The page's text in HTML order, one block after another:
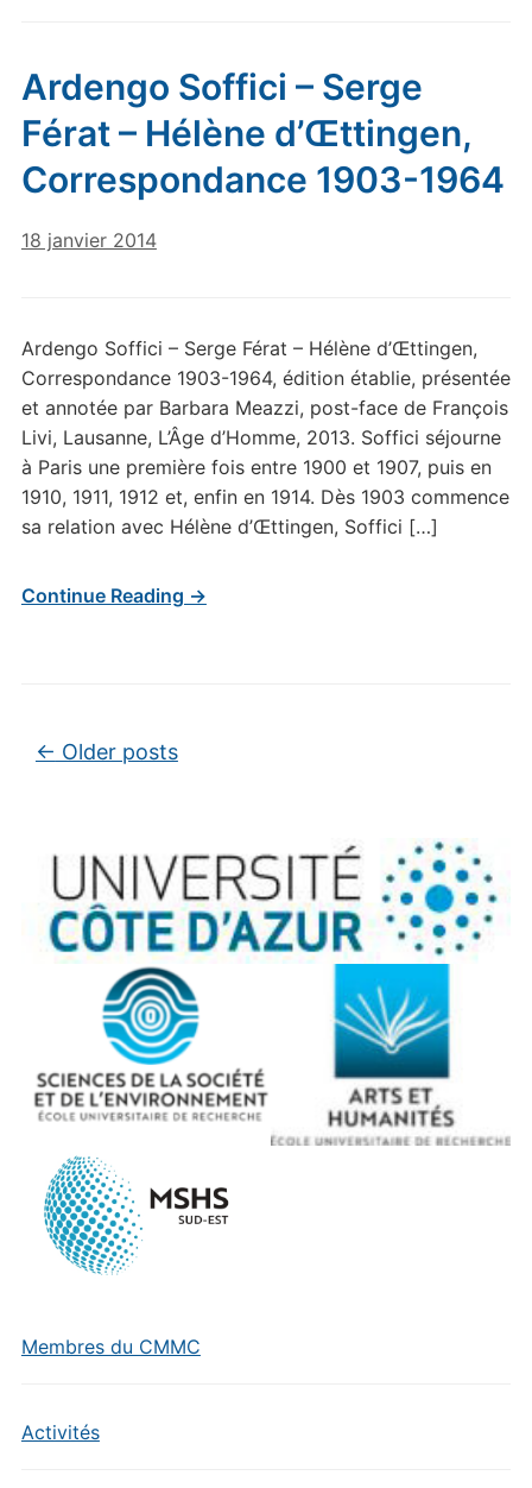
Membres du CMMC
Activités
Ardengo Soffici – Serge
Férat – Hélène d’Œttingen,
Correspondance 1903-1964
18 janvier 2014
Ardengo Soffici – Serge Férat – Hélène d’Œttingen,
Correspondance 1903-1964, édition établie, présentée
et annotée par Barbara Meazzi, post-face de François
Livi, Lausanne, L’Âge d’Homme, 2013. Soffici séjourne
à Paris une première fois entre 1900 et 1907, puis en
1910, 1911, 1912 et, enfin en 1914. Dès 1903 commence
sa relation avec Hélène d’Œttingen, Soffici […]
Continue Reading →
Post navigation
← Older posts